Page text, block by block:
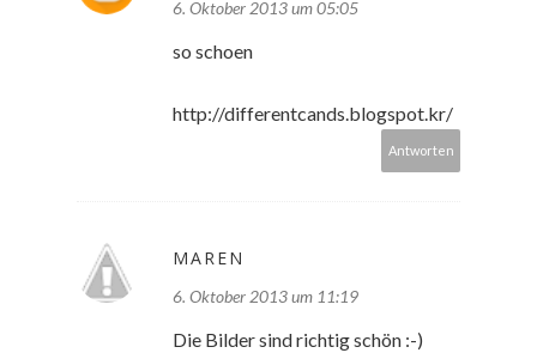
6. Oktober 2013 um 05:05
so schoen
http://differentcands.blogspot.kr/
Antworten
MAREN
6. Oktober 2013 um 11:19
Die Bilder sind richtig schön :-)